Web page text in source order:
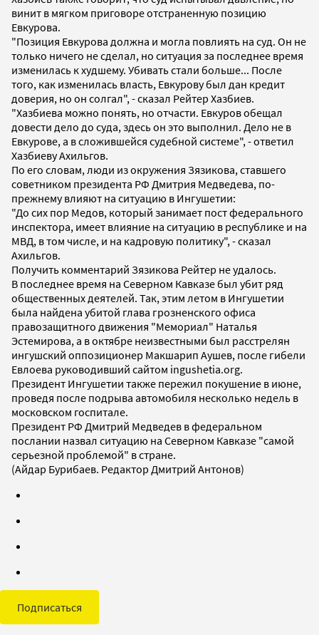
винит в мягком приговоре отстраненную позицию
Евкурова.
"Позиция Евкурова должна и могла повлиять на суд. Он не
только ничего не сделал, но ситуация за последнее время
изменилась к худшему. Убивать стали больше... После
того, как изменилась власть, Евкурову был дан кредит
доверия, но он солгал", - сказал Рейтер Хазбиев.
"Хазбиева можно понять, но отчасти. Евкуров обещал
довести дело до суда, здесь он это выполнил. Дело не в
Евкурове, а в сложившейся судебной системе", - ответил
Хазбиеву Ахильгов.
По его словам, люди из окружения Зязикова, ставшего
советником президента РФ Дмитрия Медведева, по-
прежнему влияют на ситуацию в Ингушетии:
"До сих пор Медов, который занимает пост федерального
инспектора, имеет влияние на ситуацию в республике и на
МВД, в том числе, и на кадровую политику", - сказал
Ахильгов.
Получить комментарий Зязикова Рейтер не удалось.
В последнее время на Северном Кавказе был убит ряд
общественных деятелей. Так, этим летом в Ингушетии
была найдена убитой глава грозненского офиса
правозащитного движения "Мемориал" Наталья
Эстемирова, а в октябре неизвестными был расстрелян
ингушский оппозиционер Макшарип Аушев, после гибели
Евлоева руководивший сайтом ingushetia.org.
Президент Ингушетии также пережил покушение в июне,
проведя после подрыва автомобиля несколько недель в
московском госпитале.
Президент РФ Дмитрий Медведев в федеральном
послании назвал ситуацию на Северном Кавказе "самой
серьезной проблемой" в стране.
(Айдар Бурибаев. Редактор Дмитрий Антонов)
Подписаться